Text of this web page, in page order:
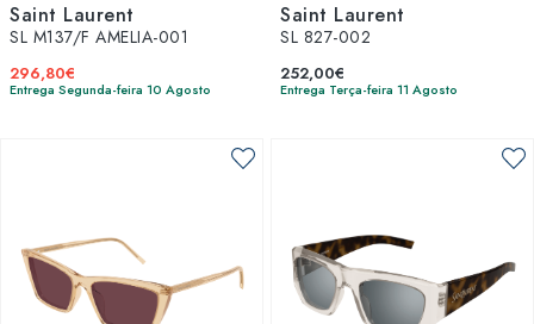
Saint Laurent
SL M137/F AMELIA-001
296,80€
Entrega Segunda-feira 10 Agosto
Saint Laurent
SL 827-002
252,00€
Entrega Terça-feira 11 Agosto